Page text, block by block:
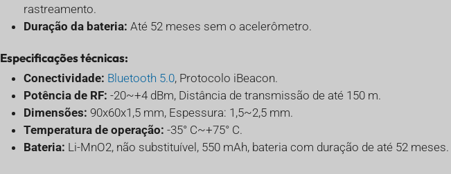
rastreamento.
Duração da bateria: Até 52 meses sem o acelerômetro.
Especificações técnicas:
Conectividade: Bluetooth 5.0, Protocolo iBeacon.
Potência de RF: -20~+4 dBm, Distância de transmissão de até 150 m.
Dimensões: 90x60x1,5 mm, Espessura: 1,5~2,5 mm.
Temperatura de operação: -35° C~+75° C.
Bateria: Li-MnO2, não substituível, 550 mAh, bateria com duração de até 52 meses.